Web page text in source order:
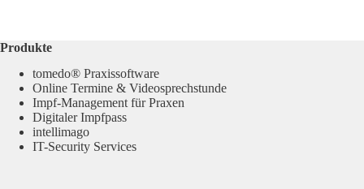
Produkte
tomedo® Praxissoftware
Online Termine & Videosprechstunde
Impf-Management für Praxen
Digitaler Impfpass
intellimago
IT-Security Services